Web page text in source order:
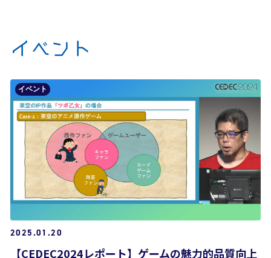
イベント
イベント
2025.01.20
【CEDEC2024レポート】ゲームの魅力的品質向上